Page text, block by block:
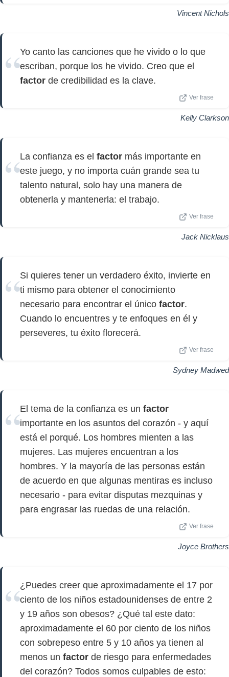
Vincent Nichols
Yo canto las canciones que he vivido o lo que
escriban, porque los he vivido. Creo que el
factor de credibilidad es la clave.
Ver frase
Kelly Clarkson
La confianza es el factor más importante en
este juego, y no importa cuán grande sea tu
talento natural, solo hay una manera de
obtenerla y mantenerla: el trabajo.
Ver frase
Jack Nicklaus
Si quieres tener un verdadero éxito, invierte en
ti mismo para obtener el conocimiento
necesario para encontrar el único factor.
Cuando lo encuentres y te enfoques en él y
perseveres, tu éxito florecerá.
Ver frase
Sydney Madwed
El tema de la confianza es un factor
importante en los asuntos del corazón - y aquí
está el porqué. Los hombres mienten a las
mujeres. Las mujeres encuentran a los
hombres. Y la mayoría de las personas están
de acuerdo en que algunas mentiras es incluso
necesario - para evitar disputas mezquinas y
para engrasar las ruedas de una relación.
Ver frase
Joyce Brothers
¿Puedes creer que aproximadamente el 17 por
ciento de los niños estadounidenses de entre 2
y 19 años son obesos? ¿Qué tal este dato:
aproximadamente el 60 por ciento de los niños
con sobrepeso entre 5 y 10 años ya tienen al
menos un factor de riesgo para enfermedades
del corazón? Todos somos culpables de esto: